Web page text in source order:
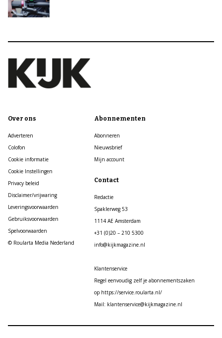
Over ons
Adverteren
Colofon
Cookie informatie
Cookie Instellingen
Privacy beleid
Disclaimer/vrijwaring
Leveringsvoorwaarden
Gebruiksvoorwaarden
Spelvoorwaarden
© Roularta Media Nederland
Abonnementen
Abonneren
Nieuwsbrief
Mijn account
Contact
Redactie
Spaklerweg 53
1114 AE Amsterdam
+31 (0)20 – 210 5300
info@kijkmagazine.nl
Klantenservice
Regel eenvoudig zelf je abonnementszaken
op https://service.roularta.nl/
Mail: klantenservice@kijkmagazine.nl